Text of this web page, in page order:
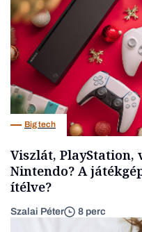
Big tech
Viszlát, PlayStation,
Nintendo? A
ítélve?
Szalai Péter 8 perc